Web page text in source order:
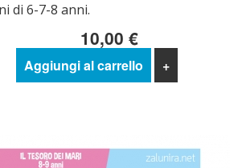
di 6-7-8 anni.
10,00 €
Aggiungi al carrello +